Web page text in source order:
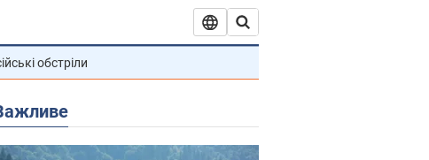
обстріли
Важливе